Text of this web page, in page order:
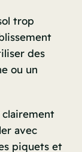
trop
des
ou un
avec
piquets et